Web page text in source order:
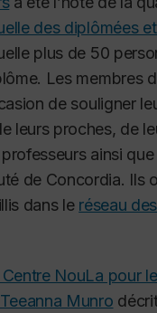
des diplômées
plus de 50
Les membres
de souligner
leurs proches, de
ainsi
de Concordia. Ils
dans le réseau
NouLa pour
Munro